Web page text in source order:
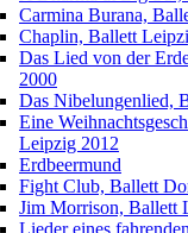
Carmina Burana,
Chaplin, Ballett
Das Lied von der
2000
Das Nibelungenlied,
Eine
Leipzig 2012
Erdbeermund
Fight Club, Ballett
Jim Morrison, Ballett
Lieder eines